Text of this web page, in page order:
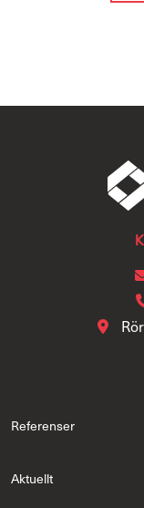
Referenser
Aktuellt